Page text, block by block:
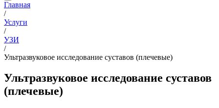
Главная
/
Услуги
/
УЗИ
/
Ультразвуковое исследование суставов (плечевые)
Ультразвуковое исследование суставов
(плечевые)